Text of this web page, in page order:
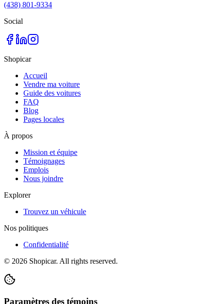
(438) 801-9334
Social
Shopicar
Accueil
Vendre ma voiture
Guide des voitures
FAQ
Blog
Pages locales
À propos
Mission et équipe
Témoignages
Emplois
Nous joindre
Explorer
Trouvez un véhicule
Nos politiques
Confidentialité
© 2026 Shopicar. All rights reserved.
Paramètres des témoins